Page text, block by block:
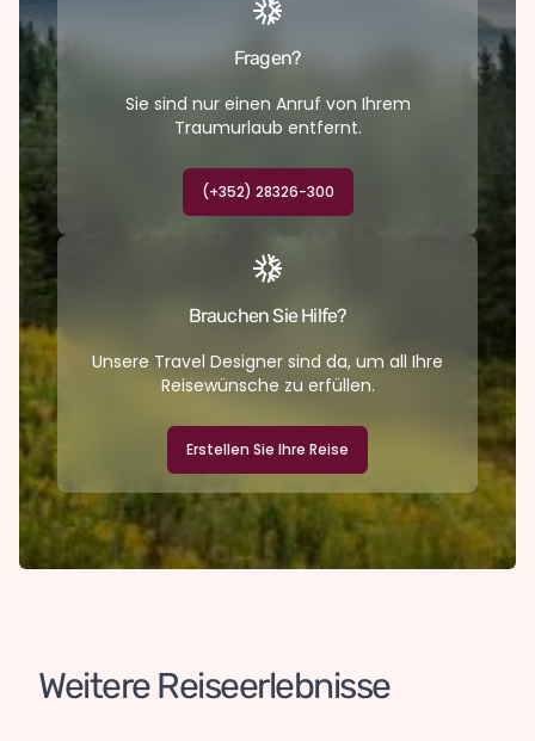
Fragen?
Sie sind nur einen Anruf von Ihrem
Traumurlaub entfernt.
(+352) 28326-300
Brauchen Sie Hilfe?
Unsere Travel Designer sind da, um all Ihre
Reisewünsche zu erfüllen.
Erstellen Sie Ihre Reise
Weitere Reiseerlebnisse